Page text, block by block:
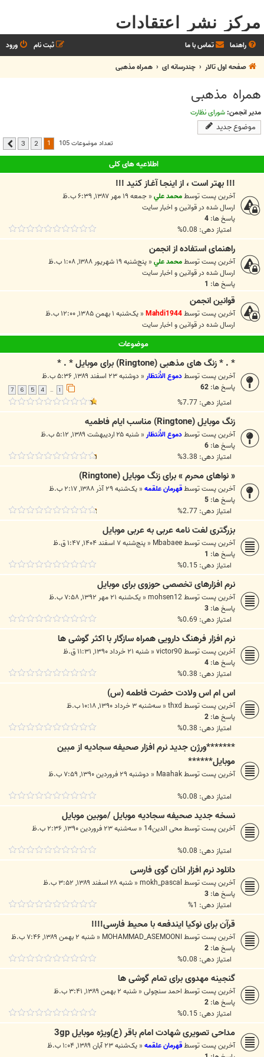
مرکز نشر اعتقادات
راهنما تماس با ما ورود
ثبت نام
صفحه اول تالار
چندرسانه ای همراه مذهبی
همراه مذهبی
مدیر انجمن: شورای نظارت
موضوع جدید
تعداد موضوعات 105 2
3 بعدی
اطلاعیه های کلی
!!! بهتر است ، از اينجـا آغـاز کنيد !!!
آخرین پست توسطمحمد علي« جمعه ۱۹ مهر ۱۳۸۷, ۶:۳۹ ب.ظ
ارسال شده در قوانين و اخبار سايت
پاسخ ها: 4
امتیاز دهی: 0.08%
راهنمای استفاده از انجمن
آخرین پست توسطمحمد علي« پنج‌شنبه ۱۹ شهریور ۱۳۸۸, ۱:۰۸ ب.ظ
ارسال شده در قوانين و اخبار سايت
پاسخ ها: 1
قوانین انجمن
آخرین پست توسطMahdi1944
« یک‌شنبه ۱ بهمن ۱۳۸۵, ۱۲:۰۰ ب.ظ
ارسال شده در قوانين و اخبار سايت
موضوعات
* . * زنگ های مذهبی (Ringtone) برای موبایل * . *
آخرین پست توسطدموع الأنتظار« دوشنبه ۲۳ اسفند ۱۳۸۹, ۵:۳۶ ب.ظ
پاسخ ها: 62
…
4
5
6
7
امتیاز دهی: 7.77%
زنگ موبایل (Ringtone) مناسب ایام فاطمیه
آخرین پست توسطدموع الأنتظار« شنبه ۲۵ اردیبهشت ۱۳۸۹, ۵:۱۲ ب.ظ
پاسخ ها: 6
امتیاز دهی: 3.38%
« نواهای محرم » برای زنگ موبایل (Ringtone)
آخرین پست توسطقهرمان علقمه« یک‌شنبه ۲۹ آذر ۱۳۸۸, ۲:۱۷ ب.ظ
پاسخ ها: 5
امتیاز دهی: 2.77%
بزرگتری لغت نامه عربی به عربی موبایل
آخرین پست توسطMbabaee
« پنج‌شنبه ۷ اسفند ۱۴۰۴, ۱:۴۷ ق.ظ
پاسخ ها: 1
امتیاز دهی: 0.15%
نرم افزارهای تخصصی حوزوی برای موبایل
آخرین پست توسطmohsen12
« یک‌شنبه ۲۱ مهر ۱۳۹۲, ۷:۵۸ ب.ظ
پاسخ ها: 3
امتیاز دهی: 0.69%
نرم افزار فرهنگ دارویی همراه سازگار با اکثر گوشی ها
آخرین پست توسطvictor90
« شنبه ۲۱ خرداد ۱۳۹۰, ۱۱:۳۱ ق.ظ
پاسخ ها: 4
امتیاز دهی: 0.38%
اس ام اس ولادت حضرت فاطمه (س)
آخرین پست توسطthxd
« سه‌شنبه ۳ خرداد ۱۳۹۰, ۱۰:۱۸ ب.ظ
پاسخ ها: 2
امتیاز دهی: 0.38%
*******ورژن جدید نرم افزار صحیفه سجادیه از مبین
موبایل******
آخرین پست توسطMaahak
« دوشنبه ۲۹ فروردین ۱۳۹۰, ۷:۵۹ ب.ظ
امتیاز دهی: 0.08%
نسخه جدید صحیفه سجادیه موبایل /موبین موبایل
آخرین پست توسطمحی الدین14 « سه‌شنبه ۲۳ فروردین ۱۳۹۰, ۲:۳۶ ب.ظ
امتیاز دهی: 0.08%
دانلود نرم افزار اذان گوی فارسی
آخرین پست توسطmokh_pascal
« شنبه ۲۸ اسفند ۱۳۸۹, ۳:۵۲ ب.ظ
پاسخ ها: 3
امتیاز دهی: 1%
قرآن برای نوکیا ایندفعه با محیط فارسی!!!!
آخرین پست توسطMOHAMMAD_ASEMOONI
« شنبه ۲ بهمن ۱۳۸۹, ۷:۴۶ ب.ظ
پاسخ ها: 2
امتیاز دهی: 0.08%
گنجینه مهدوی برای تمام گوشی ها
آخرین پست توسطاحمد سنچولی« شنبه ۲ بهمن ۱۳۸۹, ۳:۴۱ ب.ظ
پاسخ ها: 2
امتیاز دهی: 0.15%
مداحی تصویری شهادت امام باقر (ع)ویژه موبایل 3gp
آخرین پست توسطقهرمان علقمه« یک‌شنبه ۲۳ آبان ۱۳۸۹, ۱:۰۴ ب.ظ